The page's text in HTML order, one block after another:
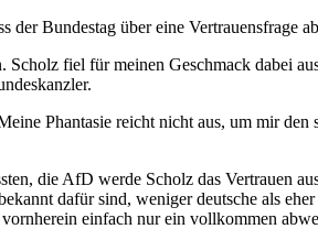
Bundestag über eine Vertrauensfrage
fiel für meinen Geschmack dabei
Phantasie reicht nicht aus, um mir
die AfD werde Scholz das Vertrauen
dafür sind, weniger deutsche als
einfach nur ein vollkommen